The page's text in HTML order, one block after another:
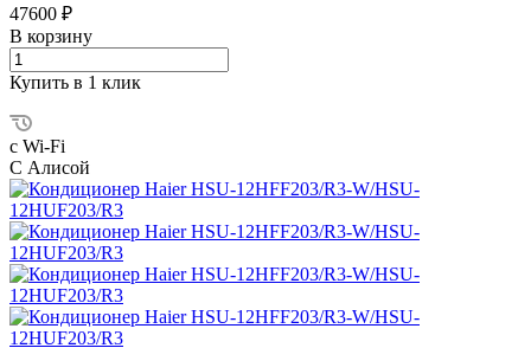
47600 ₽
В корзину
Купить в 1 клик
с Wi-Fi
С Алисой